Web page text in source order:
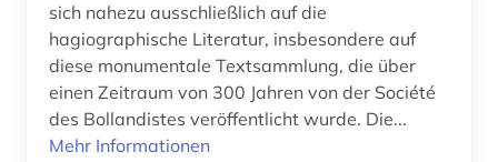
bürokratie (1)
charles (1809-1882) (1)
chemie (13)
sich nahezu ausschließlich auf die
hagiographische Literatur, insbesondere auf
diese monumentale Textsammlung, die über
einen Zeitraum von 300 Jahren von der Société
des Bollandistes veröffentlicht wurde. Die...
Mehr Informationen